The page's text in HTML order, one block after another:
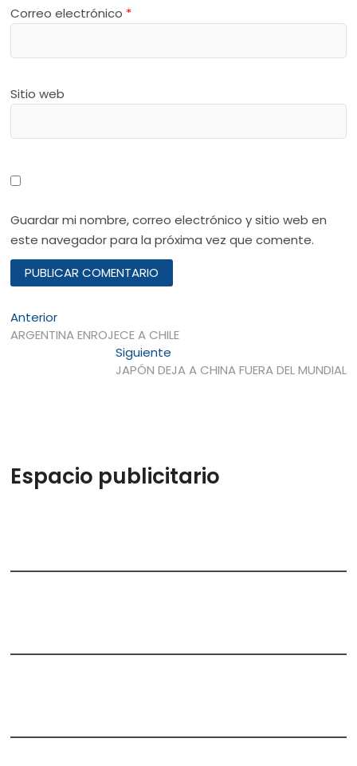
Correo electrónico *
Sitio web
Guardar mi nombre, correo electrónico y sitio web en
este navegador para la próxima vez que comente.
Navegación
de
AnteriorEntrada
anterior:
ARGENTINA ENROJECE A CHILE
SiguienteEntrada
siguiente:
JAPÓN DEJA A CHINA FUERA DEL MUNDIAL
Espacio publicitario